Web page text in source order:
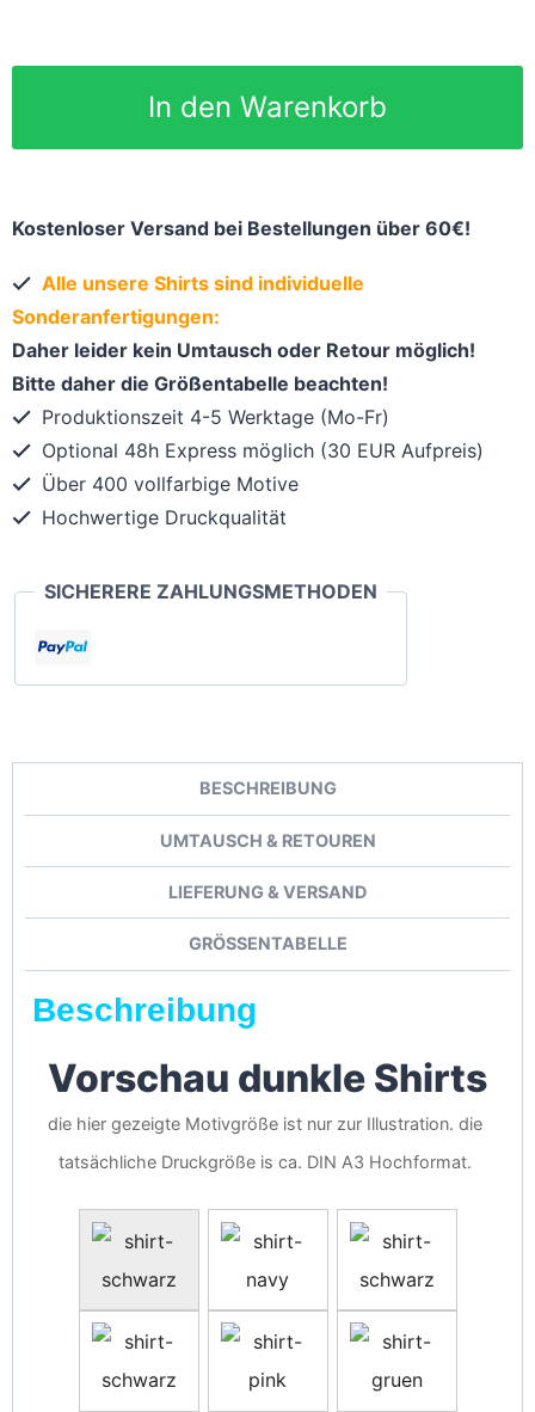
In den Warenkorb
Kostenloser Versand bei Bestellungen über 60€!
Alle unsere Shirts sind individuelle
Sonderanfertigungen:
Daher leider kein Umtausch oder Retour möglich!
Bitte daher die Größentabelle beachten!
Produktionszeit 4-5 Werktage (Mo-Fr)
Optional 48h Express möglich (30 EUR Aufpreis)
Über 400 vollfarbige Motive
Hochwertige Druckqualität
SICHERERE ZAHLUNGSMETHODEN
BESCHREIBUNG
UMTAUSCH & RETOUREN
LIEFERUNG & VERSAND
GRÖSSENTABELLE
Beschreibung
Vorschau dunkle Shirts